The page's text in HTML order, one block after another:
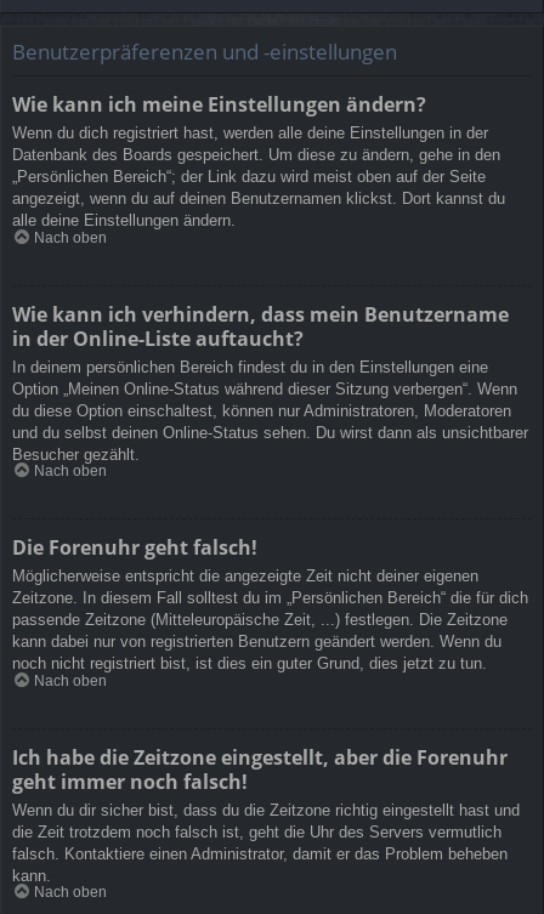
Benutzerpräferenzen und -einstellungen
Wie kann ich meine Einstellungen ändern?
Wenn du dich registriert hast, werden alle deine Einstellungen in der
Datenbank des Boards gespeichert. Um diese zu ändern, gehe in den
„Persönlichen Bereich“; der Link dazu wird meist oben auf der Seite
angezeigt, wenn du auf deinen Benutzernamen klickst. Dort kannst du
alle deine Einstellungen ändern.
Nach oben
Wie kann ich verhindern, dass mein Benutzername
in der Online-Liste auftaucht?
In deinem persönlichen Bereich findest du in den Einstellungen eine
Option „Meinen Online-Status während dieser Sitzung verbergen“. Wenn
du diese Option einschaltest, können nur Administratoren, Moderatoren
und du selbst deinen Online-Status sehen. Du wirst dann als unsichtbarer
Besucher gezählt.
Nach oben
Die Forenuhr geht falsch!
Möglicherweise entspricht die angezeigte Zeit nicht deiner eigenen
Zeitzone. In diesem Fall solltest du im „Persönlichen Bereich“ die für dich
passende Zeitzone (Mitteleuropäische Zeit, ...) festlegen. Die Zeitzone
kann dabei nur von registrierten Benutzern geändert werden. Wenn du
noch nicht registriert bist, ist dies ein guter Grund, dies jetzt zu tun.
Nach oben
Ich habe die Zeitzone eingestellt, aber die Forenuhr
geht immer noch falsch!
Wenn du dir sicher bist, dass du die Zeitzone richtig eingestellt hast und
die Zeit trotzdem noch falsch ist, geht die Uhr des Servers vermutlich
falsch. Kontaktiere einen Administrator, damit er das Problem beheben
kann.
Nach oben